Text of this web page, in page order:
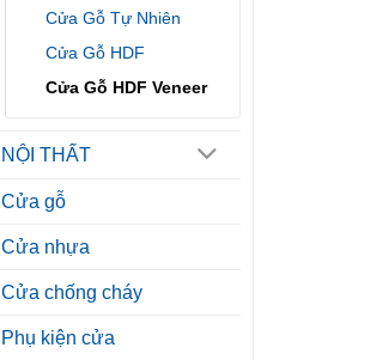
Cửa Gỗ Tự Nhiên
Cửa Gỗ HDF
Cửa Gỗ HDF Veneer
NỘI THẤT
Cửa gỗ
Cửa nhựa
Cửa chống cháy
Phụ kiện cửa